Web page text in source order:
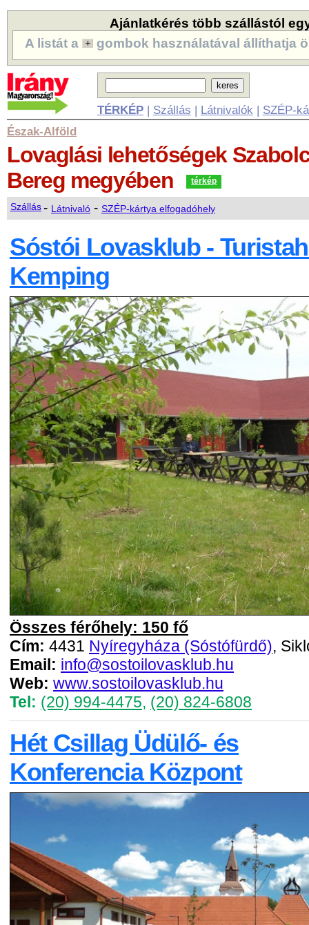
Ajánlatkérés több szállástól
A listát a
gombok használatával állíthatja
TÉRKÉP| Szállás | Látnivalók | SZÉP-
Észak-Alföld
Lovaglási lehetőségek
Bereg megyében
térkép
Szállás- Látnivaló - SZÉP-kártya elfogadóhely
Sóstói Lovasklub -
Kemping
Összes férőhely: 150 fő
Cím: 4431 Nyíregyháza (Sóstófürdő),
Email: info@sostoilovasklub.hu
Web: www.sostoilovasklub.hu
Tel: (20) 994-4475, (20) 824-6808
Hét Csillag Üdülő- és
Konferencia Központ